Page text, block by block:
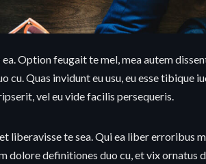
Option feugait te mel, mea autem
cu. Quas invidunt eu usu, eu esse tibique
vel eu vide facilis persequeris.
liberavisse te sea. Qui ea liber erroribus
dolore definitiones duo cu, et vix ornatus